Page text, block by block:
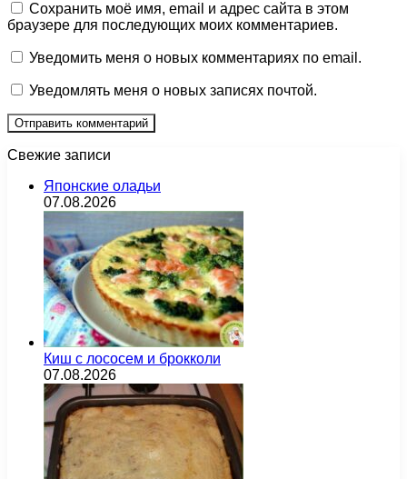
Сохранить моё имя, email и адрес сайта в этом
браузере для последующих моих комментариев.
Уведомить меня о новых комментариях по email.
Уведомлять меня о новых записях почтой.
Свежие записи
Японские оладьи
07.08.2026
Киш с лососем и брокколи
07.08.2026